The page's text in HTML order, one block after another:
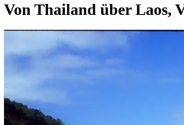
Von Thailand über Laos,